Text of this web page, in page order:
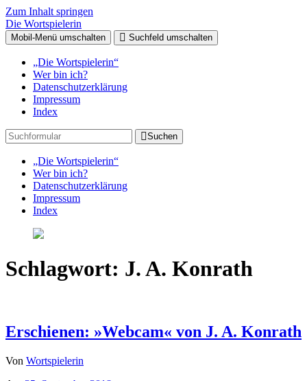
Zum Inhalt springen
Die Wortspielerin
Mobil-Menü umschalten Suchfeld umschalten
„Die Wortspielerin“
Wer bin ich?
Datenschutzerklärung
Impressum
Index
Suchen
„Die Wortspielerin“
Wer bin ich?
Datenschutzerklärung
Impressum
Index
Schlagwort: J. A. Konrath
Erschienen: »Webcam« von J. A. Konrath
Von Wortspielerin